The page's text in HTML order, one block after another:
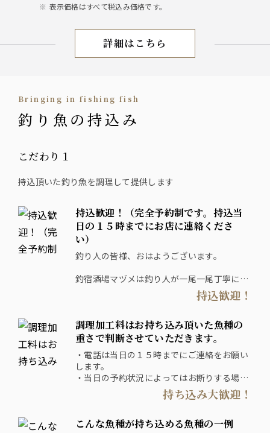
表示価格はすべて税込み価格です。
お飲み物
詳細はこちら
Bringing in fishing fish
釣り魚の持込み
こだわり１
持込頂いた釣り魚を調理して提供します
持込歓迎！（完全予約制です。持込当
日の１５時までにお店に連絡くださ
い）
釣り人の皆様、おはようございます。
釣宿酒場マヅメは釣り人が一尾一尾丁寧に釣
爆釣した！釣っても人にあげるしかない...
自分じゃ捌けないし扱いに困った...そんな釣
当店では、釣り人の釣った美味しい魚を釣宿
様経由で購入しております。
あなたの釣り魚を、お客様の「美味しい！」
持込歓迎！
調理加工料はお持ち込み頂いた魚種の
重さで判断させていただきます。
・電話は当日の１５時までにご連絡をお願い
します。
・当日の予約状況によってはお断りする場合
・持込の魚種・釣魚の保管状態によっては持
・釣った魚はクーラーBOXに入れ氷で冷やし
持ち込み大歓迎！
こんな魚種が持ち込める魚種の一例